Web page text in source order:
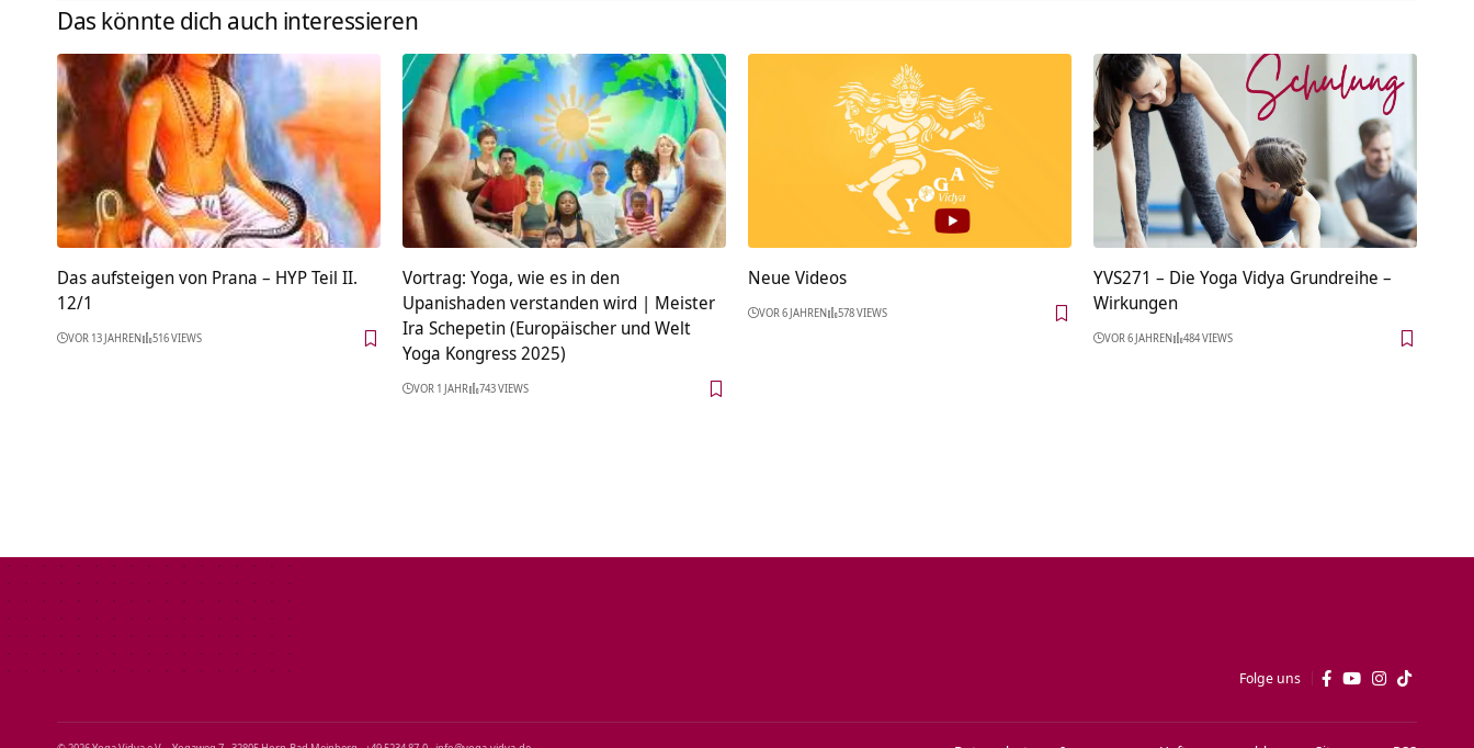
Das könnte dich auch interessieren
Das aufsteigen von Prana – HYP Teil II.
12/1
VOR 13 JAHREN 516 VIEWS
Vortrag: Yoga, wie es in den
Upanishaden verstanden wird | Meister
Ira Schepetin (Europäischer und Welt
Yoga Kongress 2025)
VOR 1 JAHR 743 VIEWS
Neue Videos
VOR 6 JAHREN 578 VIEWS
YVS271 – Die Yoga Vidya Grundreihe –
Wirkungen
VOR 6 JAHREN 484 VIEWS
Folge uns